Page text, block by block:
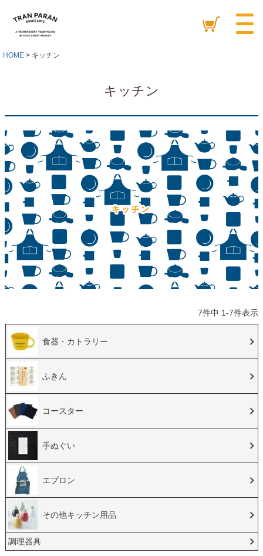
HOME キッチン
キッチン
7件中 1-7件表示
食器・カトラリー
ふきん
コースター
手ぬぐい
エプロン
その他キッチン用品
調理器具